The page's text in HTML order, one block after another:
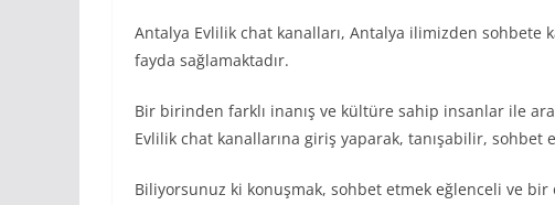
Antalya Evlilik chat kanalları, Antalya ilimizden sohbete
fayda sağlamaktadır.
Bir birinden farklı inanış ve kültüre sahip insanlar ile
Evlilik chat kanallarına giriş yaparak, tanışabilir,
Biliyorsunuz ki konuşmak, sohbet etmek eğlenceli ve